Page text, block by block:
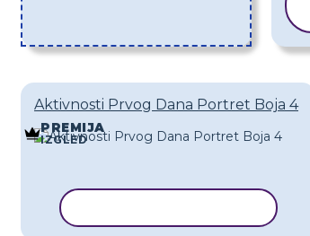
Aktivnosti Prvog Dana Portret Boja 4
PREMIJA
IZGLED